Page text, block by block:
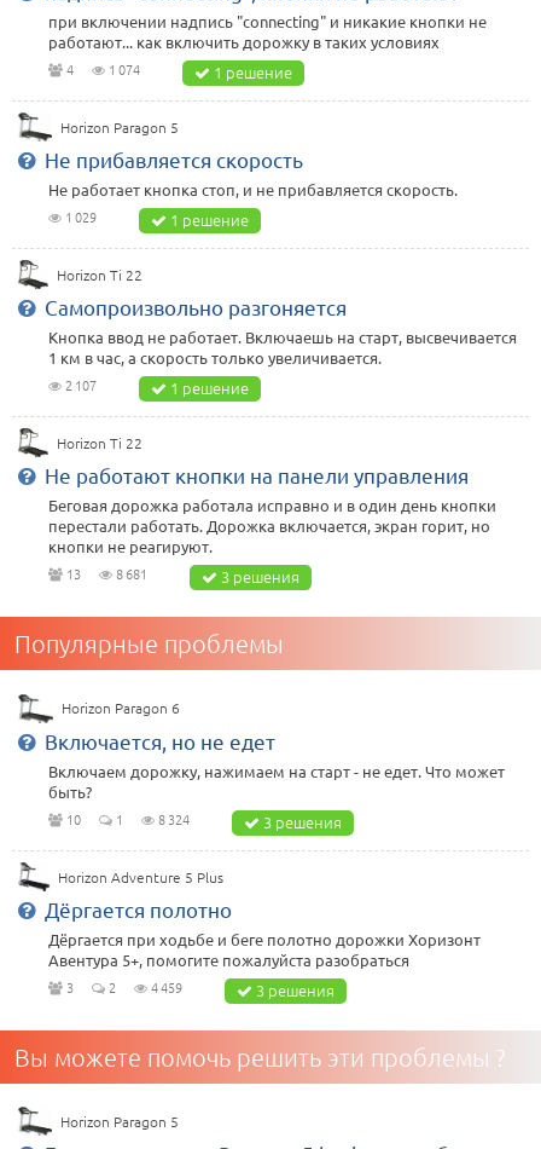
при включении надпись "connecting" и никакие кнопки не
работают... как включить дорожку в таких условиях
4 1 074 1 решение
Horizon Paragon 5
Не прибавляется скорость
Не работает кнопка стоп, и не прибавляется скорость.
1 029 1 решение
Horizon Ti 22
Самопроизвольно разгоняется
Кнопка ввод не работает. Включаешь на старт, высвечивается
1 км в час, а скорость только увеличивается.
2 107 1 решение
Horizon Ti 22
Не работают кнопки на панели управления
Беговая дорожка работала исправно и в один день кнопки
перестали работать. Дорожка включается, экран горит, но
кнопки не реагируют.
13 8 681 3 решения
Популярные проблемы
Horizon Paragon 6
Включается, но не едет
Включаем дорожку, нажимаем на старт - не едет. Что может
быть?
10 1 8 324 3 решения
Horizon Adventure 5 Plus
Дёргается полотно
Дёргается при ходьбе и беге полотно дорожки Хоризонт
Авентура 5+, помогите пожалуйста разобраться
3 2 4 459 3 решения
Вы можете помочь решить эти проблемы ?
Horizon Paragon 5